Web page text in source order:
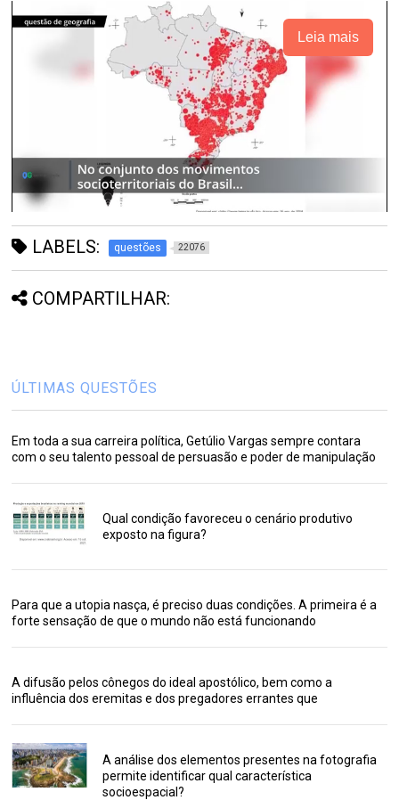
Leia mais
LABELS: questões 22076
COMPARTILHAR:
ÚLTIMAS QUESTÕES
Em toda a sua carreira política, Getúlio Vargas sempre contara
com o seu talento pessoal de persuasão e poder de manipulação
Qual condição favoreceu o cenário produtivo
exposto na figura?
Para que a utopia nasça, é preciso duas condições. A primeira é a
forte sensação de que o mundo não está funcionando
A difusão pelos cônegos do ideal apostólico, bem como a
influência dos eremitas e dos pregadores errantes que
A análise dos elementos presentes na fotografia
permite identificar qual característica
socioespacial?